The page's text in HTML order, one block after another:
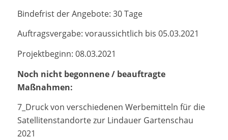
Bindefrist der Angebote: 30 Tage
Auftragsvergabe: voraussichtlich bis 05.03.2021
Projektbeginn: 08.03.2021
Noch nicht begonnene / beauftragte
Maßnahmen:
7_Druck von verschiedenen Werbemitteln für die
Satellitenstandorte zur Lindauer Gartenschau
2021